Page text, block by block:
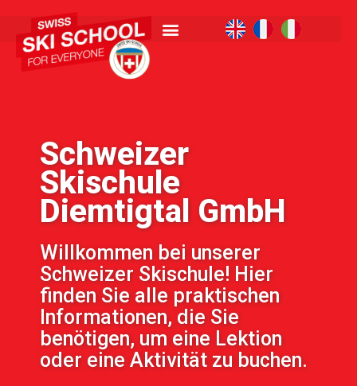
Schweizer
Skischule
Diemtigtal GmbH
Willkommen bei unserer
Schweizer Skischule! Hier
finden Sie alle praktischen
Informationen, die Sie
benötigen, um eine Lektion
oder eine Aktivität zu buchen.